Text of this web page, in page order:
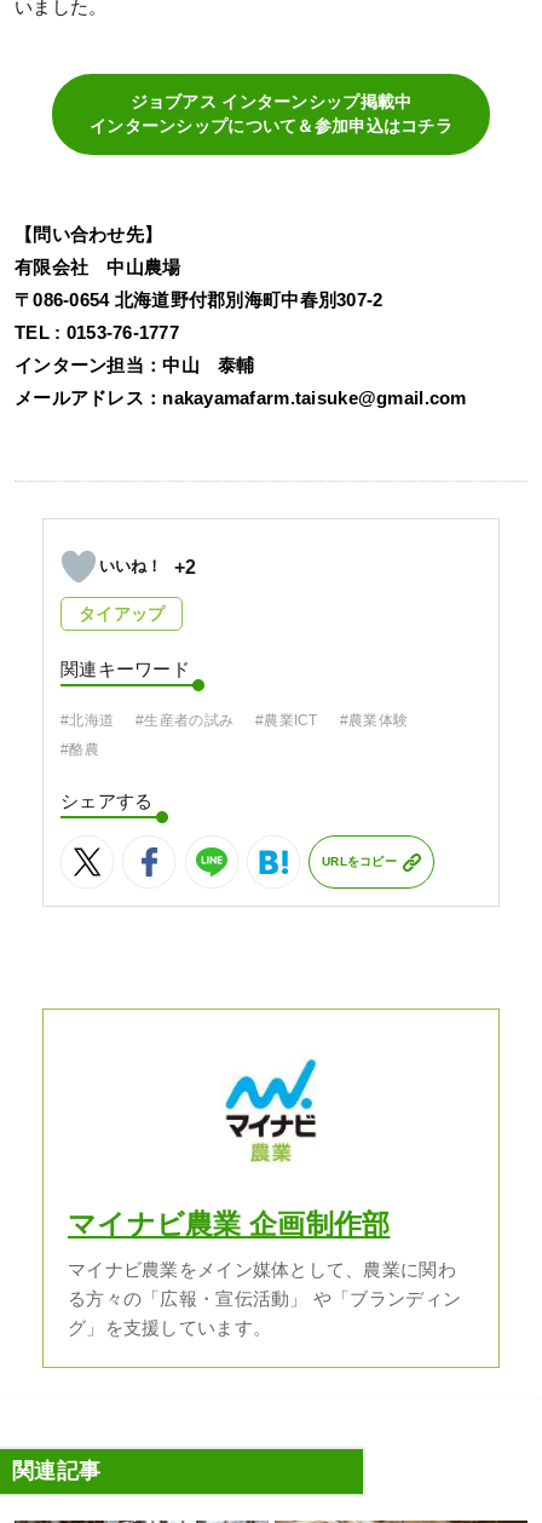
いました。
ジョブアス インターンシップ掲載中
インターンシップについて＆参加申込はコチラ
【問い合わせ先】
有限会社 中山農場
〒086-0654 北海道野付郡別海町中春別307-2
TEL : 0153-76-1777
インターン担当：中山 泰輔
メールアドレス：nakayamafarm.taisuke@gmail.com
+2
タイアップ
関連キーワード
#北海道 #生産者の試み #農業ICT
#農業体験
#酪農
シェアする
URLをコピー
マイナビ農業 企画制作部
マイナビ農業をメイン媒体として、農業に関わ
る方々の「広報・宣伝活動」 や「ブランディン
グ」を支援しています。
関連記事